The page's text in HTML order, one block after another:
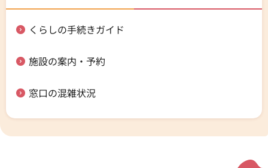
くらしの手続きガイド
施設の案内・予約
窓口の混雑状況